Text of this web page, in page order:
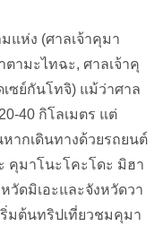
แห่ง (ศาลเจ้าคุมา
ามะไทฉะ, ศาลเจ้าคุ
ซย์กันโทจิ) แม้ว่าศาล
40 กิโลเมตร แต่
ากเดินทางด้วยรถยนต์
คุมาโนะโคะโดะ มิฮา
วัดมิเอะและจังหวัดวา
มต้นทริปเที่ยวชมคุมา